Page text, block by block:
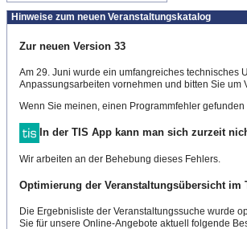
Hinweise zum neuen Veranstaltungskatalog
Zur neuen Version 33
Am 29. Juni wurde ein umfangreiches technisches
Anpassungsarbeiten vornehmen und bitten Sie um
Wenn Sie meinen, einen Programmfehler
In der TIS App kann man sich zurzeit
Wir arbeiten an der Behebung dieses Fehlers.
Optimierung der Veranstaltungsübersicht im
Die Ergebnisliste der Veranstaltungssuche wurde
Sie für unsere Online-Angebote aktuell folgende